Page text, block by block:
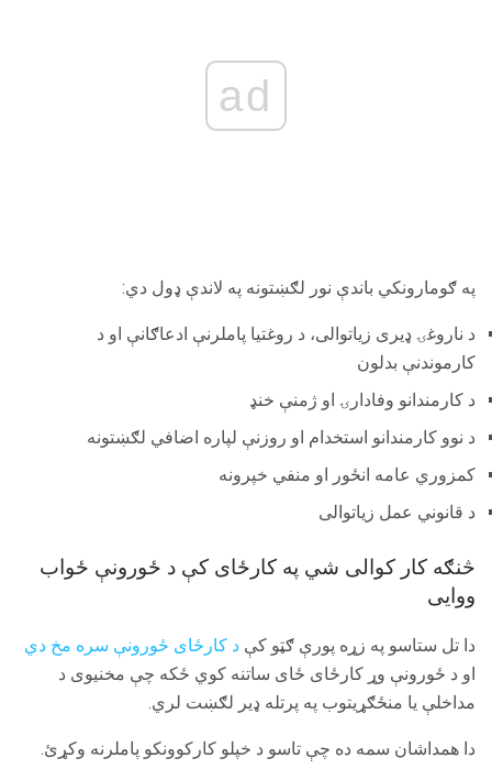
ad
په ګومارونکي باندې نور لګښتونه په لاندې ډول دي:
د ناروغۍ ډیری زیاتوالی، د روغتیا پاملرنې ادعاګانې او د
کارموندنې بدلون
د کارمندانو وفادارۍ او ژمنې خنډ
د نوو کارمندانو استخدام او روزنې لپاره اضافي لګښتونه
کمزوري عامه انځور او منفي خپرونه
د قانوني عمل زیاتوالی
څنګه کار کوالی شي په کارځای کې د ځورونې ځواب
ووایی
دا تل ستاسو په زړه پورې ګټو کې د کارځای ځورونې سره مخ دي
او د ځورونې وړ کارځای ځای ساتنه کوي ځکه چې مخنیوی د
مداخلې یا منځګړیتوب په پرتله ډیر لګښت لري.
دا همداشان سمه ده چې تاسو د خپلو کارکوونکو پاملرنه وکړئ.